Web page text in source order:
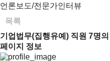
언론보도/전문가인터뷰
목록
기업법무(집행유예) 직원 7명
페이지 정보